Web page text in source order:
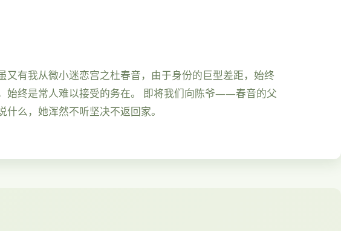
有我从微小迷恋宫之杜春音，由于身份的巨型差距，始终
始终是常人难以接受的务在。 即将我们向陈爷——春音的父
么，她浑然不听坚决不返回家。